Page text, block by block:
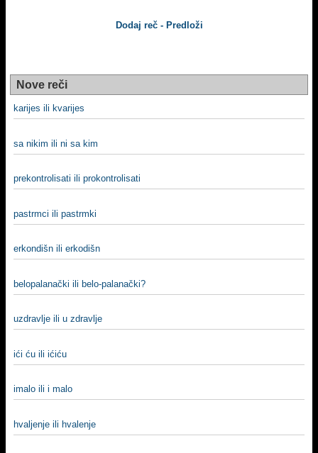
Dodaj reč - Predloži
Nove reči
karijes ili kvarijes
sa nikim ili ni sa kim
prekontrolisati ili prokontrolisati
pastrmci ili pastrmki
erkondišn ili erkodišn
belopalanački ili belo-palanački?
uzdravlje ili u zdravlje
ići ću ili ićiću
imalo ili i malo
hvalјenje ili hvalenje